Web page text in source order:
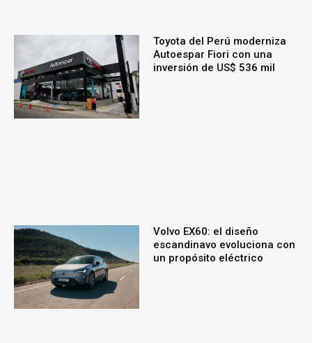
Toyota del Perú moderniza
Autoespar Fiori con una
inversión de US$ 536 mil
Volvo EX60: el diseño
escandinavo evoluciona con
un propósito eléctrico